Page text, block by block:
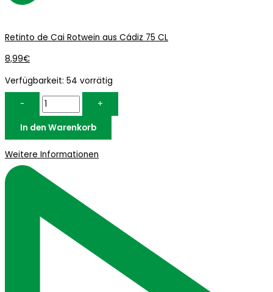
Retinto de Cai Rotwein aus Cádiz 75 CL
8,99€
Verfügbarkeit: 54 vorrätig
-
+
In den Warenkorb
Weitere Informationen